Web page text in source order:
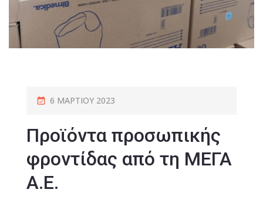
6 ΜΑΡΤΊΟΥ 2023
Προϊόντα προσωπικής
φροντίδας από τη ΜΕΓΑ
Α.Ε.